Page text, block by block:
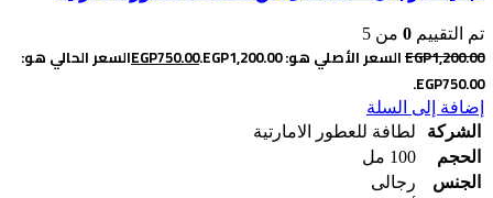
تم التقييم 0 من 5
EGP1,200.00 السعر الأصلي هو: EGP1,200.00. EGP750.00
السعر الحالي هو:
EGP750.00.
إضافة إلى السلة
الشركة
لطافة للعطور الامارتية
الحجم
100 مل
الجنس
رجالى